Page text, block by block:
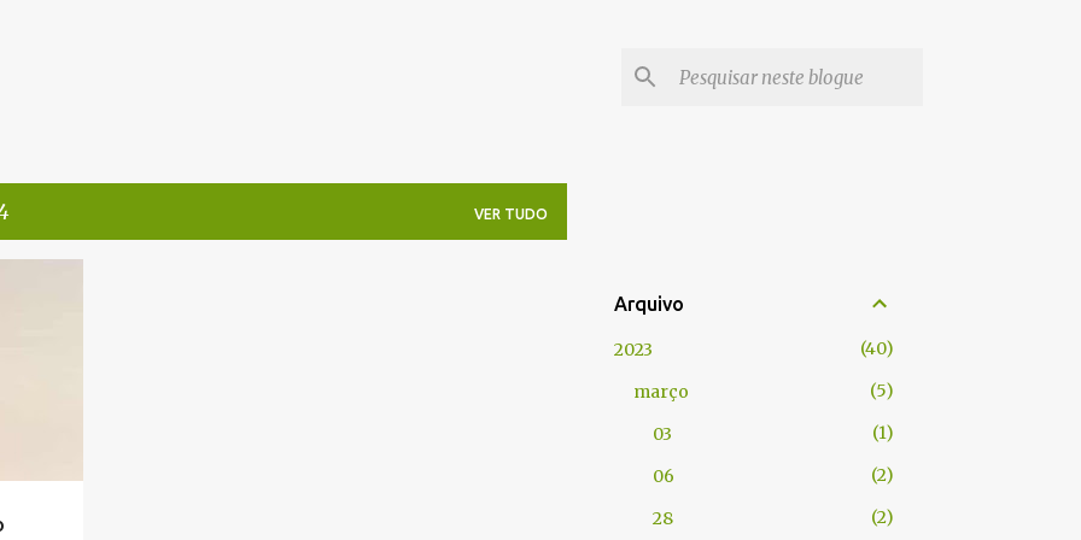
VER TUDO
Arquivo
2023
40
março
5
03
1
06
2
28
2